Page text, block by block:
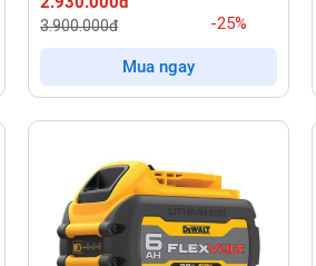
3.900.000đ -25%
Mua ngay